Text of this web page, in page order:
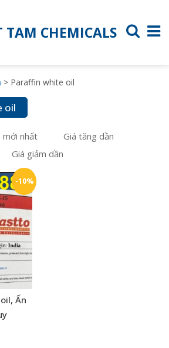
TAM CHEMICALS
> Paraffin white oil
oil
mới nhất
Giá tăng dần
Giá giảm dần
-10%
Ấn